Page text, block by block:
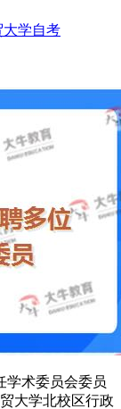
大学自考
术委员会委员
大学北校区行政